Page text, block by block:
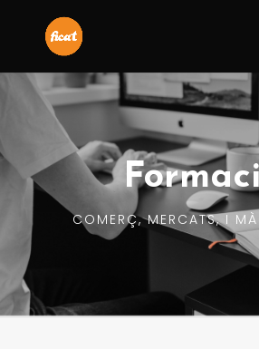
COMERÇ, MERCATS, I